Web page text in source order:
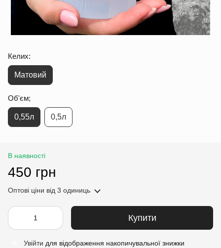
Келих:
Матовий
Об'єм;
0,55л 0,5л
В наявності
450 грн
Оптові ціни від 3 одиниць
Купити
Увійти для відображення накопичувальної знижки